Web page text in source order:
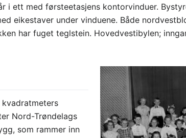
i ett med førsteetasjens kontorvinduer.
eikestaver under vinduene. Både
har fuget teglstein. Hovedvestibylen;
Nord-Trøndelags
som rammer inn